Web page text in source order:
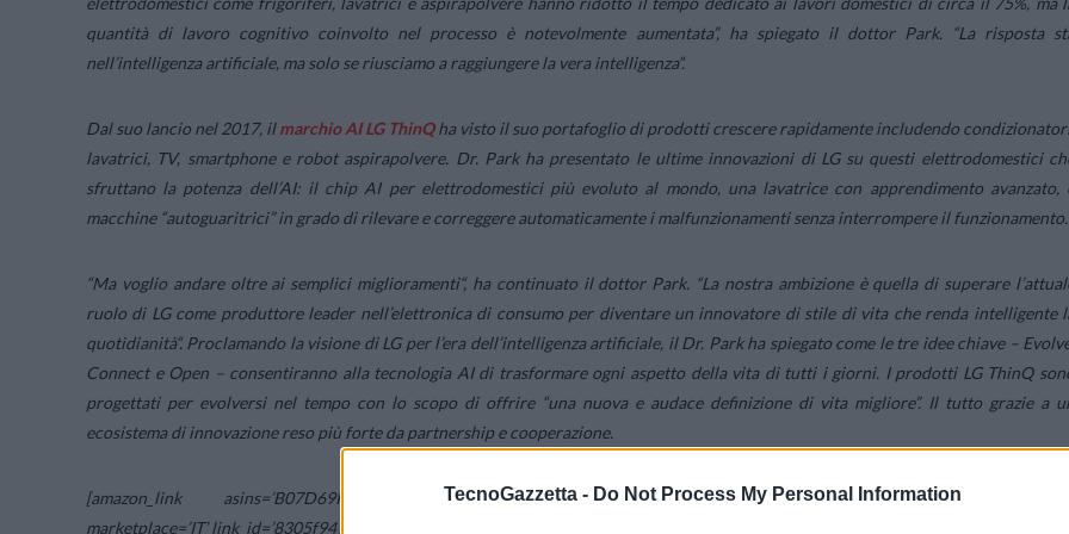
TecnoGazzetta - Do Not Process My Personal Information
quantità di lavoro cognitivo coinvolto nel processo è notevolmente aumentata”, ha spiegato il dottor Park. “La risposta
nell’intelligenza artificiale, ma solo se riusciamo a raggiungere la vera intelligenza“.
Dal suo lancio nel 2017, ilmarchio AI LG ThinQha visto il suo portafoglio di prodotti crescere rapidamente includendo
lavatrici, TV, smartphone e robot aspirapolvere. Dr. Park ha presentato le ultime innovazioni di LG su questi elettrodomestici
sfruttano la potenza dell’AI: il chip AI per elettrodomestici più evoluto al mondo, una lavatrice con apprendimento avanzato,
macchine “autoguaritrici” in grado di rilevare e correggere automaticamente i malfunzionamenti senza interrompere il funzionamento.
“Ma voglio andare oltre ai semplici miglioramenti“, ha continuato il dottor Park. “La nostra ambizione è quella di superare
ruolo di LG come produttore leader nell’elettronica di consumo per diventare un innovatore di stile di vita che renda intelligente
quotidianità“. Proclamando la visione di LG per l’era dell’intelligenza artificiale, il Dr. Park ha spiegato come le tre idee chiave –
Connect e Open – consentiranno alla tecnologia AI di trasformare ogni aspetto della vita di tutti i giorni. I prodotti LG ThinQ
progettati per evolversi nel tempo con lo scopo di offrire “una nuova e audace definizione di vita migliore”. Il tutto grazie a
ecosistema di innovazione reso più forte da partnership e cooperazione.
[amazon_link asins=’B07D69KKBZ,B078XBG4ND,B07FYKXLKQ’ template=’ProductCarousel’ store=’mondo3tgapi-21′
marketplace=’IT’ link_id=’8305f947-1357-11e9-a4f3-71abd178294f’]